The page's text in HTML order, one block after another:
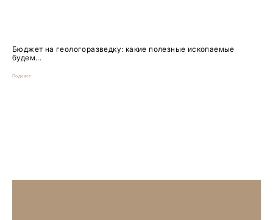
Бюджет на геологоразведку: какие полезные ископаемые
будем...
Подкаст